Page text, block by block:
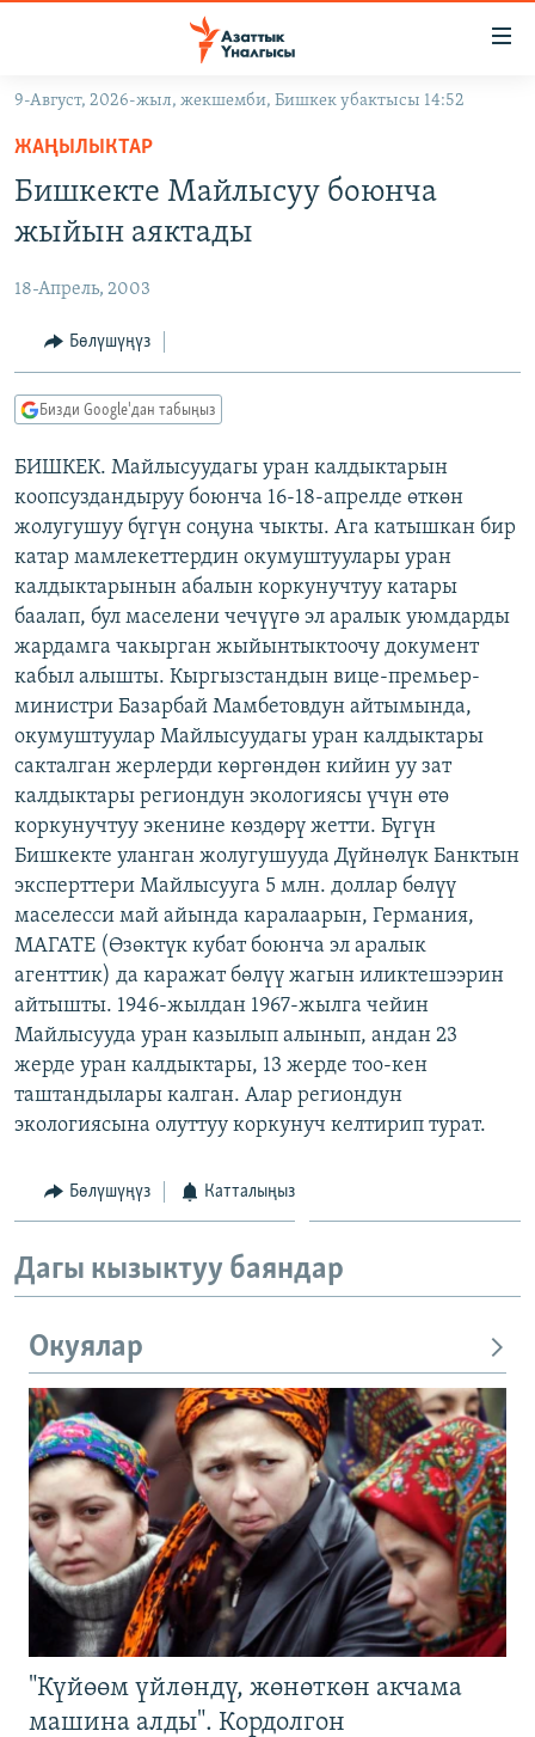
Навигацияга
өтүңүз
Издөөгө
салыңыз
ЭКОНОМИКА
МАДАНИЯТ
БОРБОР АЗИЯ
АТАЙЫН ИЛИКТӨӨ
ТВ ПРОГРАММАЛАР
ЭКСПЕРТТЕР ТАЛДАЙТ
БИЗ ЖАНА ДҮЙНӨ
ДАНИСТЕ
ЭЖЕ-СИҢДИЛЕР
АЗАТТЫК+
ЫҢГАЙСЫЗ СУРООЛОР
ӨЗГӨЧӨ ПИКИР
Русский
ОНЛАЙН ШЕРИНЕ
ЭЕ/АРнун бардык сайттары
9-Август, 2026-жыл, жекшемби, Бишкек убактысы 14:52
ЖАҢЫЛЫКТАР
Бишкекте Майлысуу боюнча
жыйын аяктады
18-Апрель, 2003
Бөлүшүңүз
Бизди Google'дан табыңыз
БИШКЕК. Майлысуудагы уран калдыктарын
коопсуздандыруу боюнча 16-18-апрелде өткөн
жолугушуу бүгүн соңуна чыкты. Ага катышкан бир
катар мамлекеттердин окумуштуулары уран
калдыктарынын абалын коркунучтуу катары
баалап, бул маселени чечүүгө эл аралык уюмдарды
жардамга чакырган жыйынтыктоочу документ
кабыл алышты. Кыргызстандын вице-премьер-
министри Базарбай Мамбетовдун айтымында,
окумуштуулар Майлысуудагы уран калдыктары
сакталган жерлерди көргөндөн кийин уу зат
калдыктары региондун экологиясы үчүн өтө
коркунучтуу экенине көздөрү жетти. Бүгүн
Бишкекте уланган жолугушууда Дүйнөлүк Банктын
эксперттери Майлысууга 5 млн. доллар бөлүү
маселесси май айында каралаарын, Германия,
МАГАТЕ (Өзөктүк кубат боюнча эл аралык
агенттик) да каражат бөлүү жагын иликтешээрин
айтышты. 1946-жылдан 1967-жылга чейин
Майлысууда уран казылып алынып, андан 23
жерде уран калдыктары, 13 жерде тоо-кен
таштандылары калган. Алар региондун
экологиясына олуттуу коркунуч келтирип турат.
Бөлүшүңүз Катталыңыз
Дагы кызыктуу баяндар
Окуялар
"Күйөөм үйлөндү, жөнөткөн акчама
машина алды". Кордолгон